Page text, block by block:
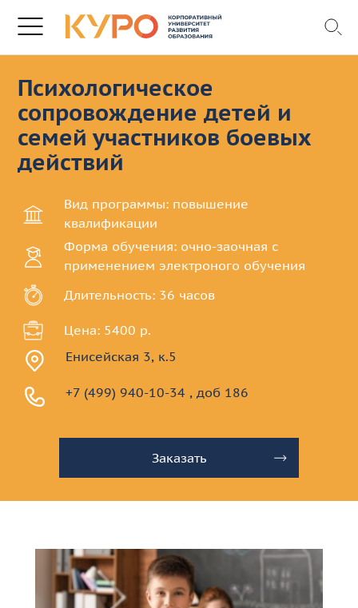
Психологическое
сопровождение детей и
семей участников боевых
действий
Вид программы: повышение
квалификации
Форма обучения: очно-заочная с
применением электроного обучения
Длительность: 36 часов
Цена: 5400 р.
Енисейская 3, к.5
+7 (499) 940-10-34 , доб 186
Заказать